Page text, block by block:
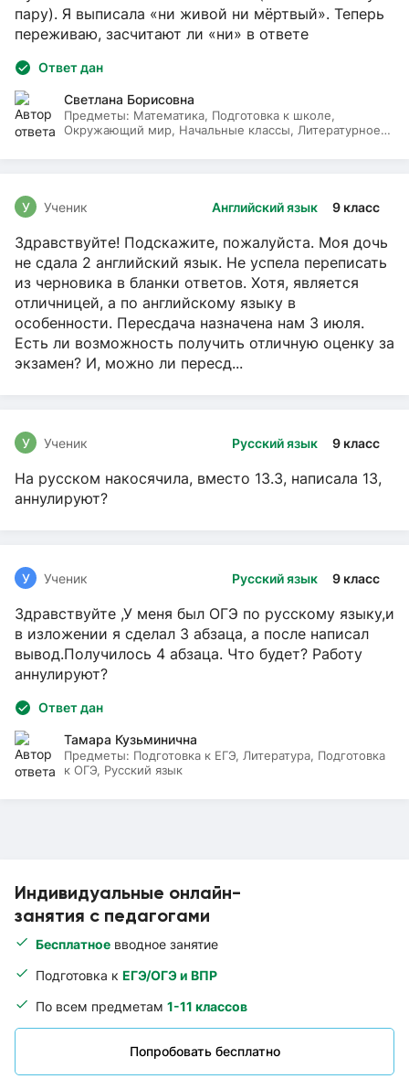
Индивидуальные онлайн-
занятия с педагогами
Бесплатное вводное занятие
Подготовка к ЕГЭ/ОГЭ и ВПР
По всем предметам 1-11 классов
Попробовать бесплатно
пару). Я выписала «ни живой ни мёртвый». Теперь
переживаю, засчитают ли «ни» в ответе
Ответ дан
Светлана Борисовна
Предметы: Математика, Подготовка к школе,
Окружающий мир, Начальные классы, Литературное
Английский язык 9 класс
У Ученик
Здравствуйте! Подскажите, пожалуйста. Моя дочь
не сдала 2 английский язык. Не успела переписать
из черновика в бланки ответов. Хотя, является
отличницей, а по английскому языку в
особенности. Пересдача назначена нам 3 июля.
Есть ли возможность получить отличную оценку за
экзамен? И, можно ли пересд...
Русский язык 9 класс
У Ученик
На русском накосячила, вместо 13.3, написала 13,
аннулируют?
Русский язык 9 класс
У Ученик
Здравствуйте ,У меня был ОГЭ по русскому языку,и
в изложении я сделал 3 абзаца, а после написал
вывод.Получилось 4 абзаца. Что будет? Работу
аннулируют?
Ответ дан
Тамара Кузьминична
Предметы: Подготовка к ЕГЭ, Литература, Подготовка
к ОГЭ, Русский язык